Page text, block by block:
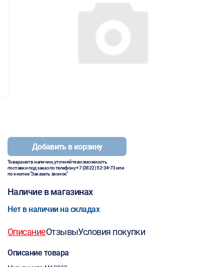
Добавить в корзину
Товара нет в наличии, уточняйте возможность
поставки под заказ по телефону+7 (3822) 52-34-73или
по кнопке "Заказать звонок"
Наличие в магазинах
Нет в наличии на складах
ОписаниеОтзывыУсловия покупки
Описание товара